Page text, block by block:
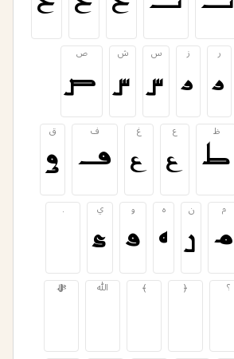
ر
ر
ز
ز
س
س
ش
ش
ص
ص
ظ
ظ
ع
ع
غ
غ
ف
ف
ق
ق
م
م
ن
ن
ه
ه
و
و
ي
ي
.
؟ ﴿ ﴾ ﷲ ﷻ